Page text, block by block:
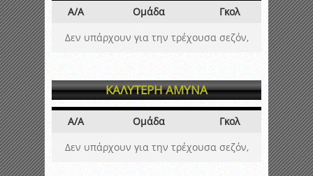
Α/Α Ομάδα
Γκολ
Δεν υπάρχουν για την τρέχουσα σεζόν,
ΚΑΛΥΤΕΡΗ ΑΜΥΝΑ
Α/Α Ομάδα
Γκολ
Δεν υπάρχουν για την τρέχουσα σεζόν,